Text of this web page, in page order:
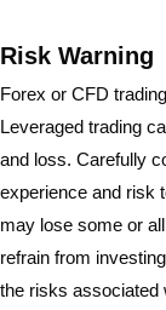
Risk Warning
Forex or CFD
Leveraged trading
and loss. Carefully
experience and risk
may lose some or
refrain from
the risks associated